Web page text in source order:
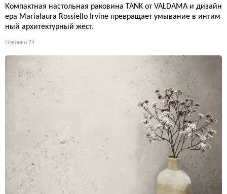
Компактная настольная раковина TANK от VALDAMA и дизайн
ера Marialaura Rossiello Irvine превращает умывание в интим
ный архитектурный жест.
Новинки 74